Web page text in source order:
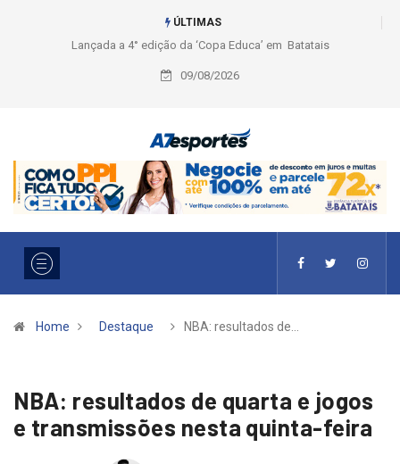
ÚLTIMAS
Liga 2026: Equipes rompem com a LABE na Série Ouro e entidade define
a 2° fase, times e formato
09/08/2026
Home Destaque NBA: resultados de…
NBA: resultados de quarta e jogos
e transmissões nesta quinta-feira